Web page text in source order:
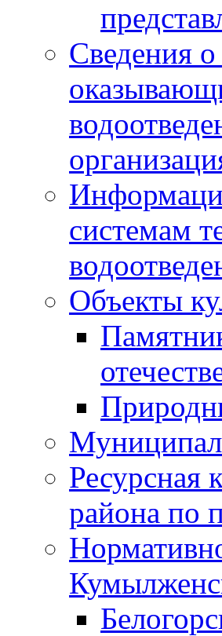
Сведения
системам
Объекты
Ресурсная
района по